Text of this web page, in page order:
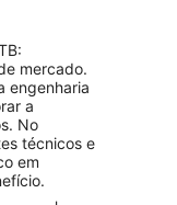
mercado.
engenharia
a
No
técnicos e
em